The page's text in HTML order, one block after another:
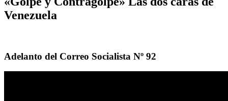
Venezuela
Adelanto del Correo Socialista Nº 92